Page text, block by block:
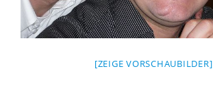
[ZEIGE VORSCHAUBILDER]